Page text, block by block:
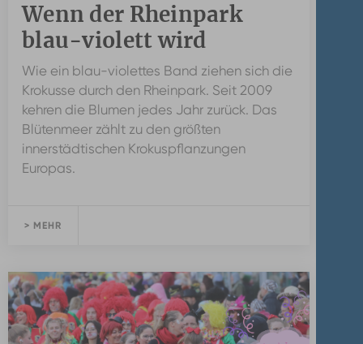
Wenn der Rheinpark
blau-violett wird
Wie ein blau-violettes Band ziehen sich die
Krokusse durch den Rheinpark. Seit 2009
kehren die Blumen jedes Jahr zurück. Das
Blütenmeer zählt zu den größten
innerstädtischen Krokuspflanzungen
Europas.
> MEHR